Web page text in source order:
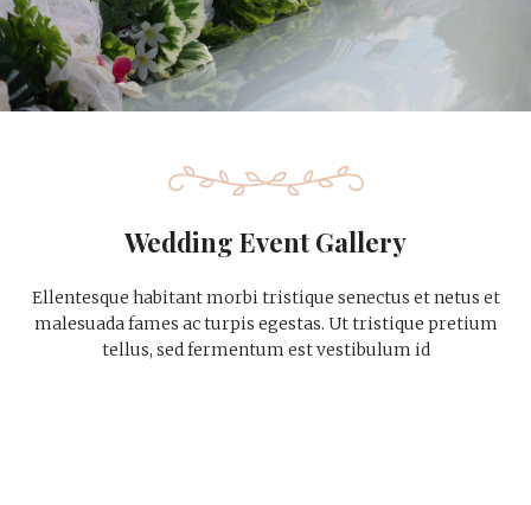
Wedding Event Gallery
Ellentesque habitant morbi tristique senectus et netus et
malesuada fames ac turpis egestas. Ut tristique pretium
tellus, sed fermentum est vestibulum id